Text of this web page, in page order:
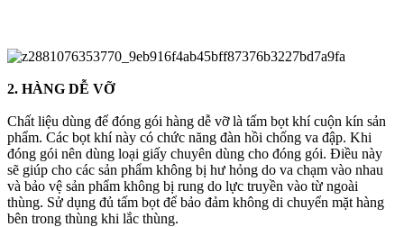
2. HÀNG DỄ VỠ
Chất liệu dùng để đóng gói hàng dễ vỡ là tấm bọt khí cuộn kín sản
phẩm. Các bọt khí này có chức năng đàn hồi chống va đập. Khi
đóng gói nên dùng loại giấy chuyên dùng cho đóng gói. Điều này
sẽ giúp cho các sản phẩm không bị hư hỏng do va chạm vào nhau
và bảo vệ sản phẩm không bị rung do lực truyền vào từ ngoài
thùng. Sử dụng đủ tấm bọt để bảo đảm không di chuyển mặt hàng
bên trong thùng khi lắc thùng.